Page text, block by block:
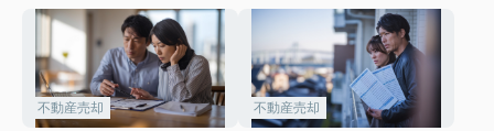
不動産売却 不動産売却